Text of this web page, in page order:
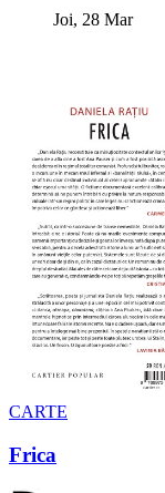
Joi, 28 Mar
CARTE
Frica